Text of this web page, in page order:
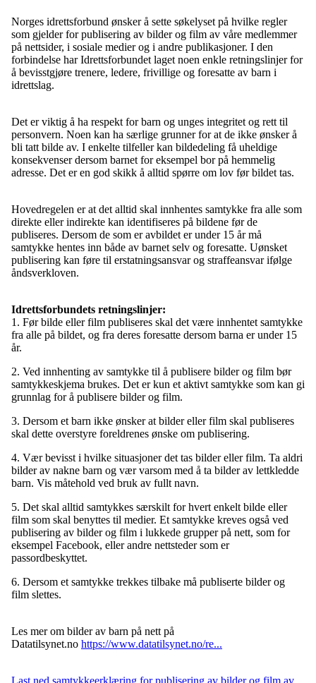
Norges idrettsforbund ønsker å sette søkelyset på hvilke regler
som gjelder for publisering av bilder og film av våre medlemmer
på nettsider, i sosiale medier og i andre publikasjoner. I den
forbindelse har Idrettsforbundet laget noen enkle retningslinjer for
å bevisstgjøre trenere, ledere, frivillige og foresatte av barn i
idrettslag.
Det er viktig å ha respekt for barn og unges integritet og rett til
personvern. Noen kan ha særlige grunner for at de ikke ønsker å
bli tatt bilde av. I enkelte tilfeller kan bildedeling få uheldige
konsekvenser dersom barnet for eksempel bor på hemmelig
adresse. Det er en god skikk å alltid spørre om lov før bildet tas.
Hovedregelen er at det alltid skal innhentes samtykke fra alle som
direkte eller indirekte kan identifiseres på bildene før de
publiseres. Dersom de som er avbildet er under 15 år må
samtykke hentes inn både av barnet selv og foresatte. Uønsket
publisering kan føre til erstatningsansvar og straffeansvar ifølge
åndsverkloven.
Idrettsforbundets retningslinjer:
1. Før bilde eller film publiseres skal det være innhentet samtykke
fra alle på bildet, og fra deres foresatte dersom barna er under 15
år.
2. Ved innhenting av samtykke til å publisere bilder og film bør
samtykkeskjema brukes. Det er kun et aktivt samtykke som kan gi
grunnlag for å publisere bilder og film.
3. Dersom et barn ikke ønsker at bilder eller film skal publiseres
skal dette overstyre foreldrenes ønske om publisering.
4. Vær bevisst i hvilke situasjoner det tas bilder eller film. Ta aldri
bilder av nakne barn og vær varsom med å ta bilder av lettkledde
barn. Vis måtehold ved bruk av fullt navn.
5. Det skal alltid samtykkes særskilt for hvert enkelt bilde eller
film som skal benyttes til medier. Et samtykke kreves også ved
publisering av bilder og film i lukkede grupper på nett, som for
eksempel Facebook, eller andre nettsteder som er
passordbeskyttet.
6. Dersom et samtykke trekkes tilbake må publiserte bilder og
film slettes.
Les mer om bilder av barn på nett på
Datatilsynet.no https://www.datatilsynet.no/re...
Last ned samtykkeerklæring for publisering av bilder og film av